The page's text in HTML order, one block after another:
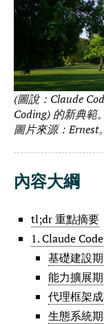
(圖說：Claude
Coding) 的新典範
圖片來源：Ernest
內容大綱
tl;dr 重點摘要
1. Claude
基礎建設
能力擴展
代理框架
生態系統